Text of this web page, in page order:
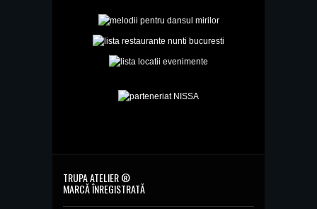
TRUPA ATELIER ®
MARCĂ ÎNREGISTRATĂ